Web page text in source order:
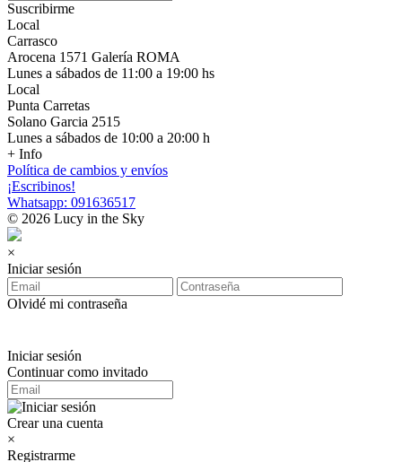
Suscribirme
Local
Carrasco
Arocena 1571 Galería ROMA
Lunes a sábados de 11:00 a 19:00 hs
Local
Punta Carretas
Solano Garcia 2515
Lunes a sábados de 10:00 a 20:00 h
+ Info
Política de cambios y envíos
¡Escribinos!
Whatsapp: 091636517
© 2026 Lucy in the Sky
×
Iniciar sesión
Olvidé mi contraseña
Iniciar sesión
Continuar como invitado
Crear una cuenta
×
Registrarme